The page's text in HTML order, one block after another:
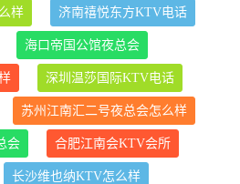
样 济南禧悦东方KTV电话
海口帝国公馆夜总会
深圳温莎国际KTV电话
苏州江南汇二号夜总会怎么样
会 合肥江南会KTV会所
长沙维也纳KTV怎么样